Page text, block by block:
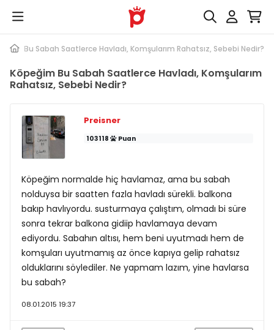
Bu Sabah Saatlerce Havladı, Komşularım Rahatsız, Sebebi Nedir?
Köpeğim Bu Sabah Saatlerce Havladı, Komşularım
Rahatsız, Sebebi Nedir?
Preisner
103118 Puan
Köpeğim normalde hiç havlamaz, ama bu sabah
nolduysa bir saatten fazla havladı sürekli. balkona
bakıp havlıyordu. susturmaya çalıştım, olmadı bi süre
sonra tekrar balkona gidiip havlamaya devam
ediyordu. Sabahın altısı, hem beni uyutmadı hem de
komşuları uyutmamış az önce kapıya gelip rahatsız
olduklarını söylediler. Ne yapmam lazım, yine havlarsa
bu sabah?
08.01.2015 19:37